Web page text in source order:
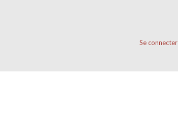
Se connecter